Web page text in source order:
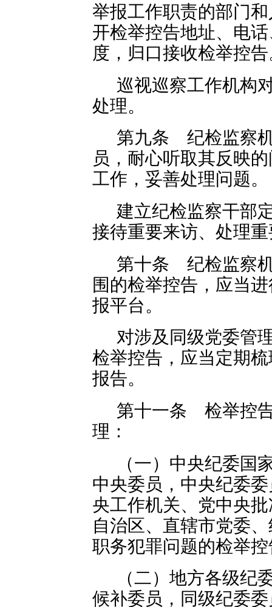
举报工作职责的部门
开检举控告地址、电
度，归口接收检举控
巡视巡察工作机构
处理。
第九条 纪检监察
员，耐心听取其反映
工作，妥善处理问题。
建立纪检监察干部
接待重要来访、处理
第十条 纪检监察
围的检举控告，应当
报平台。
对涉及同级党委管
检举控告，应当定期
报告。
第十一条 检举控
理：
（一）中央纪委国
中央委员，中央纪委
央工作机关、党中央
自治区、直辖市党委
职务犯罪问题的检举
（二）地方各级纪
候补委员，同级纪委